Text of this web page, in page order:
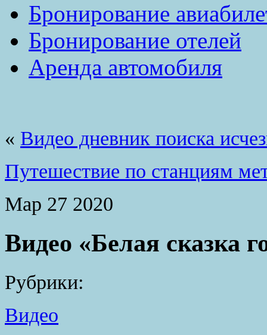
Бронирование
Бронирование отелей
Аренда автомобиля
« Видео дневник поиска
Путешествие по станциям
Мар 27 2020
Видео «Белая сказка
Рубрики:
Видео